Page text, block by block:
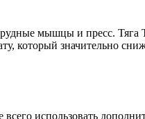
мышцы и пресс. Тяга
который значительно
использовать